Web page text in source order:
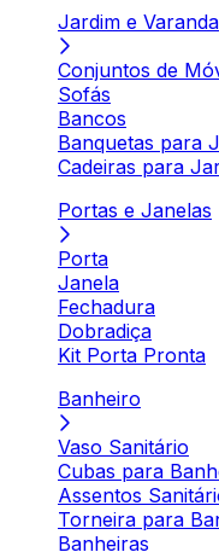
Jardim e Varanda
Conjuntos de
Sofás
Bancos
Banquetas para
Cadeiras para
Portas e Janelas
Porta
Janela
Fechadura
Dobradiça
Kit Porta Pronta
Banheiro
Vaso Sanitário
Cubas para
Assentos
Torneira para
Banheiras